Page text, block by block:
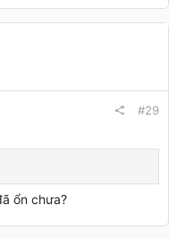
#29
ổn chưa?